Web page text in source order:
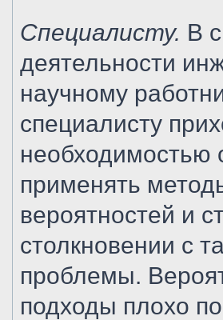
Специалисту. В
деятельности
научному
специалисту
необходимостью
применять
вероятностей и
столкновении с
проблемы.
подходы плохо